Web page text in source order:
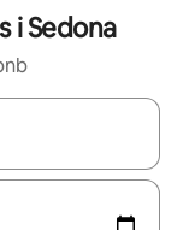
i Sedona
med upp- och